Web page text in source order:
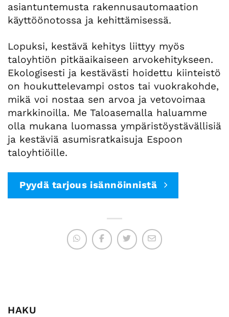
asiantuntemusta rakennusautomaation
käyttöönotossa ja kehittämisessä.
Lopuksi, kestävä kehitys liittyy myös
taloyhtiön pitkäaikaiseen arvokehitykseen.
Ekologisesti ja kestävästi hoidettu kiinteistö
on houkuttelevampi ostos tai vuokrakohde,
mikä voi nostaa sen arvoa ja vetovoimaa
markkinoilla. Me Taloasemalla haluamme
olla mukana luomassa ympäristöystävällisiä
ja kestäviä asumisratkaisuja Espoon
taloyhtiöille.
Pyydä tarjous isännöinnistä
HAKU